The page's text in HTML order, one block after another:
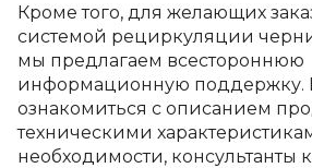
Кроме того, для желающих
системой рециркуляции
мы предлагаем всестороннюю
информационную поддержку.
ознакомиться с описанием
техническими
необходимости, консультанты